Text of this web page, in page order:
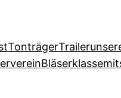
TonträgerTrailer
Bläserklasse